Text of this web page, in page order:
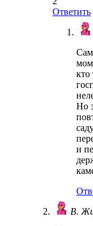
Ответить
кто
Но
и
В.